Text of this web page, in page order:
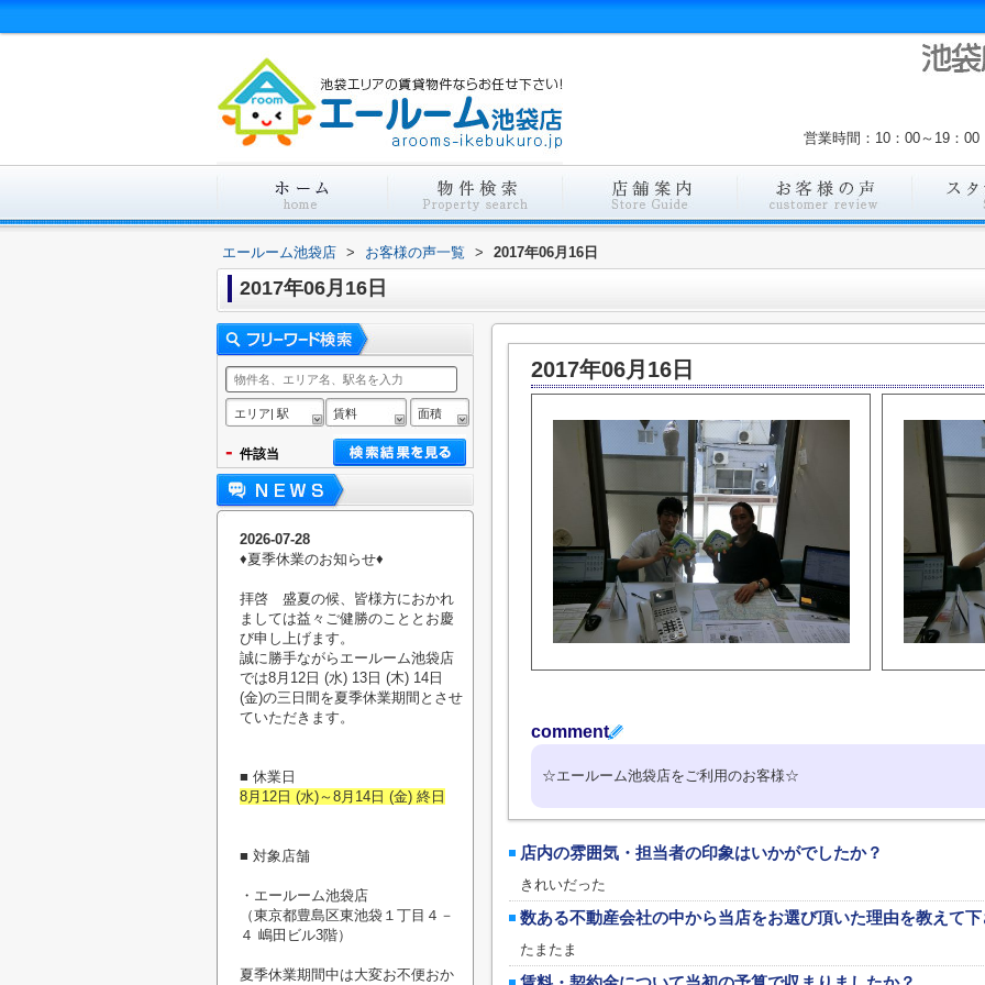
営業時間：10：00～19：
エールーム池袋店 > お客様の声一覧 > 2017年06月16日
2017年06月16日
2017年06月16日
comment
☆エールーム池袋店をご利用のお客様☆
店内の雰囲気・担当者の印象はいかがでしたか？
きれいだった
数ある不動産会社の中から当店をお選び頂いた理由を教えて
たまたま
エリア| 駅 賃料 面積
- 件該当
2026-07-28
♦︎夏季休業のお知らせ♦︎
拝啓 盛夏の候、皆様方におかれ
ましては益々ご健勝のこととお慶
び申し上げます。
誠に勝手ながらエールーム池袋店
では8月12日 (水) 13日 (木) 14日
(金)の三日間を夏季休業期間とさせ
ていただきます。
■ 休業日
8月12日 (水)～8月14日 (金) 終日
■ 対象店舗
・エールーム池袋店
（東京都豊島区東池袋１丁目４－
４ 嶋田ビル3階）
夏季休業期間中は大変お不便おか